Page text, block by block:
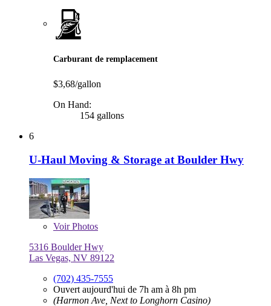
Carburant de remplacement
$3,68/gallon
On Hand:
154 gallons
6
U-Haul Moving & Storage at Boulder Hwy
VoirPhotos
5316 Boulder Hwy
Las Vegas, NV 89122
(702) 435-7555
Ouvert aujourd'hui de 7h am à 8h pm
(Harmon Ave, Next to Longhorn Casino)